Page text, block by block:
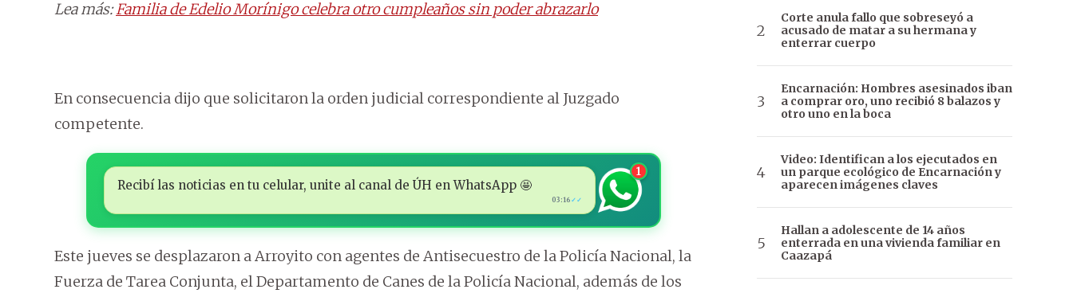
Lea más:Familia de Edelio Morínigo celebra otro cumpleaños sin poder abrazarlo
En consecuencia dijo que solicitaron la orden judicial correspondiente al Juzgado
competente.
Recibí las noticias en tu celular, unite al canal de ÚH en WhatsApp 🤩
03:16 ✓✓
1
Este jueves se desplazaron a Arroyito con agentes de Antisecuestro de la Policía Nacional, la
Fuerza de Tarea Conjunta, el Departamento de Canes de la Policía Nacional, además de los
Corte anula fallo que sobreseyó a
acusado de matar a su hermana y
enterrar cuerpo
Encarnación: Hombres asesinados iban
a comprar oro, uno recibió 8 balazos y
otro uno en la boca
Video: Identifican a los ejecutados en
un parque ecológico de Encarnación y
aparecen imágenes claves
Hallan a adolescente de 14 años
enterrada en una vivienda familiar en
Caazapá